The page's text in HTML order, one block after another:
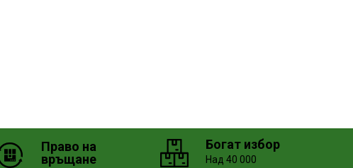
Право на
връщане
Богат избор
Над 40 000